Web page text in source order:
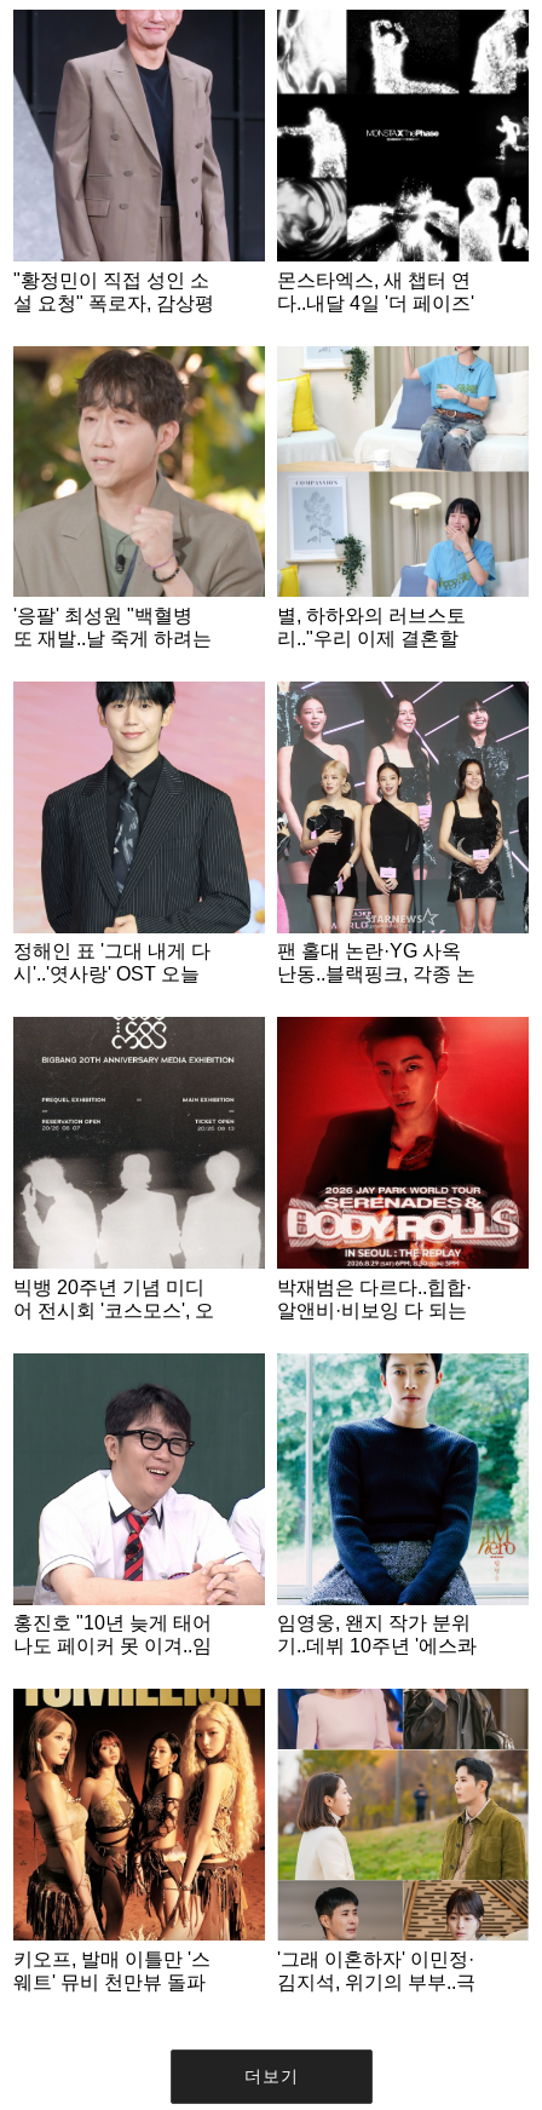
기념 '웅드림장학금' 네
"황정민이 직접 성인 소
설 요청" 폭로자, 감상평
슈]
몬스타엑스, 새 챕터 연
다..내달 4일 '더 페이즈'
'응팔' 최성원 "백혈병
또 재발..날 죽게 하려는
더]
별, 하하와의 러브스토
리.."우리 이제 결혼할
전 [그사세]
정해인 표 '그대 내게 다
시'..'엿사랑' OST 오늘
팬 홀대 논란·YG 사옥
난동..블랙핑크, 각종 논
사 [종합]
빅뱅 20주년 기념 미디
어 전시회 '코스모스', 오
픈
박재범은 다르다..힙합·
알앤비·비보잉 다 되는
홍진호 "10년 늦게 태어
나도 페이커 못 이겨..임
형님]
임영웅, 왠지 작가 분위
기..데뷔 10주년 '에스콰
키오프, 발매 이틀만 '스
웨트' 뮤비 천만뷰 돌파
'그래 이혼하자' 이민정·
김지석, 위기의 부부..극
더보기